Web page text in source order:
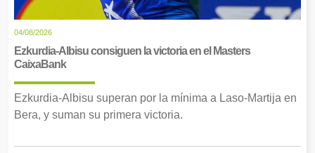
04/08/2026
Ezkurdia-Albisu consiguen la victoria en el Masters
CaixaBank
Ezkurdia-Albisu superan por la mínima a Laso-Martija en
Bera, y suman su primera victoria.